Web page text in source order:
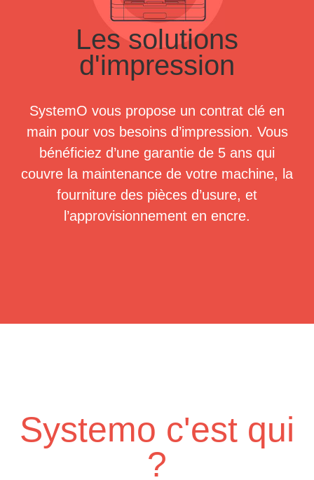
Les solutions
d'impression
SystemO vous propose un contrat clé en
main pour vos besoins d’impression. Vous
bénéficiez d’une garantie de 5 ans qui
couvre la maintenance de votre machine, la
fourniture des pièces d’usure, et
l’approvisionnement en encre.
Systemo c'est qui
?